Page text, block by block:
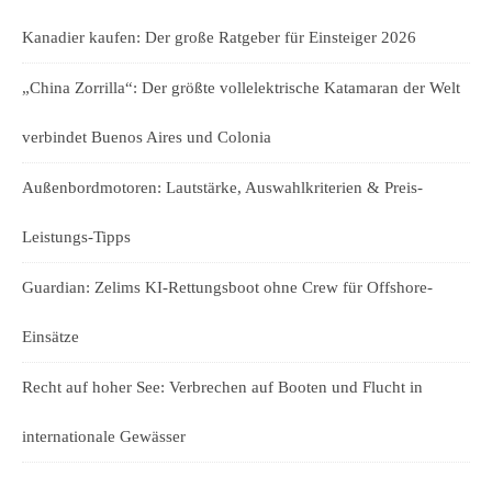
Kanadier kaufen: Der große Ratgeber für Einsteiger 2026
„China Zorrilla“: Der größte vollelektrische Katamaran der Welt
verbindet Buenos Aires und Colonia
Außenbordmotoren: Lautstärke, Auswahlkriterien & Preis-
Leistungs-Tipps
Guardian: Zelims KI-Rettungsboot ohne Crew für Offshore-
Einsätze
Recht auf hoher See: Verbrechen auf Booten und Flucht in
internationale Gewässer